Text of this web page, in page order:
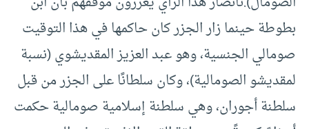
بطوطة حينما زار الجزر كان حاكمها في هذا التوقيت
صومالي الجنسية، وهو عبد العزيز المقديشوي (نسبة
لمقديشو الصومالية)، وكان سلطانًا على الجزر من قبل
سلطنة أجوران، وهي سلطنة إسلامية صومالية حكمت